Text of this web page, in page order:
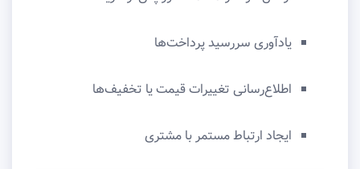
یادآوری سررسید پرداخت‌ها
اطلاع‌رسانی تغییرات قیمت یا تخفیف‌ها
ایجاد ارتباط مستمر با مشتری